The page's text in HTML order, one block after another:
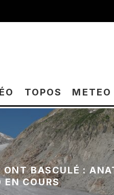
TOPOS METEO
BASCULÉ :
EN COURS